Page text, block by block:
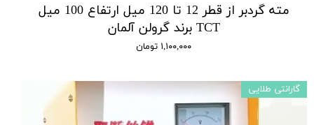
مته گردبر از قطر 12 تا 120 میل ارتفاع 100 میل
TCT برند گرولن آلمان
۱,۱۰۰,۰۰۰ تومان
گارانتی طلایی